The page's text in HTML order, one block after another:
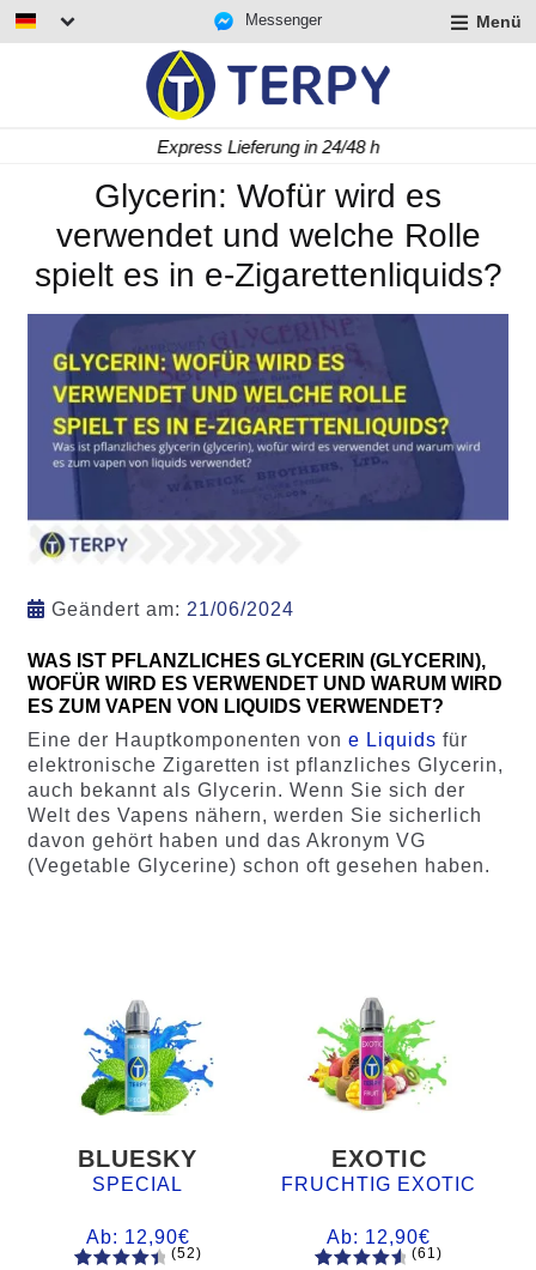
Messenger Menü
Express Lieferung in 24/48 h
Glycerin: Wofür wird es
verwendet und welche Rolle
spielt es in e-Zigarettenliquids?
Geändert am: 21/06/2024
WAS IST PFLANZLICHES GLYCERIN (GLYCERIN),
WOFÜR WIRD ES VERWENDET UND WARUM WIRD
ES ZUM VAPEN VON LIQUIDS VERWENDET?
Eine der Hauptkomponenten von e Liquids für
elektronische Zigaretten ist pflanzliches Glycerin,
auch bekannt als Glycerin. Wenn Sie sich der
Welt des Vapens nähern, werden Sie sicherlich
davon gehört haben und das Akronym VG
(Vegetable Glycerine) schon oft gesehen haben.
BLUESKY
SPECIAL
Ab: 12,90€
(52)
EXOTIC
FRUCHTIG EXOTIC
Ab: 12,90€
(61)